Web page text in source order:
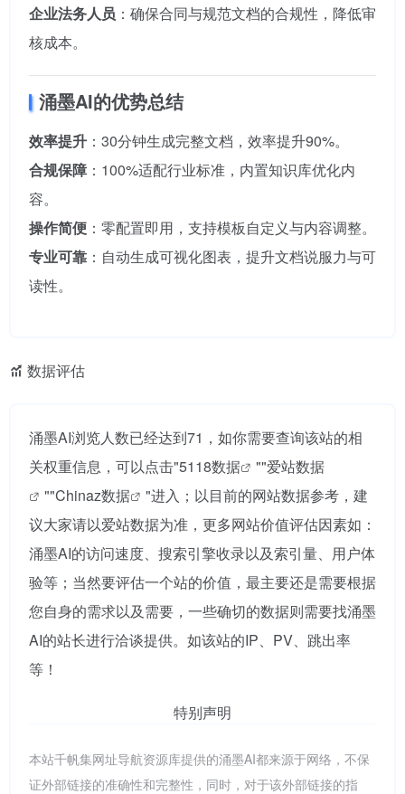
企业法务人员 ：确保合同与规范文档的合规性，降低审
核成本。
涌墨AI的优势总结
效率提升 ：30分钟生成完整文档，效率提升90%。
合规保障 ：100%适配行业标准，内置知识库优化内
容。
操作简便 ：零配置即用，支持模板自定义与内容调整。
专业可靠 ：自动生成可视化图表，提升文档说服力与可
读性。
数据评估
涌墨AI浏览人数已经达到71，如你需要查询该站的相
关权重信息，可以点击"5118数据 ""爱站数据
""Chinaz数据
"进入；以目前的网站数据参考，建
议大家请以爱站数据为准，更多网站价值评估因素如：
涌墨AI的访问速度、搜索引擎收录以及索引量、用户体
验等；当然要评估一个站的价值，最主要还是需要根据
您自身的需求以及需要，一些确切的数据则需要找涌墨
AI的站长进行洽谈提供。如该站的IP、PV、跳出率
等！
特别声明
本站千帆集网址导航资源库提供的涌墨AI都来源于网络，不保
证外部链接的准确性和完整性，同时，对于该外部链接的指